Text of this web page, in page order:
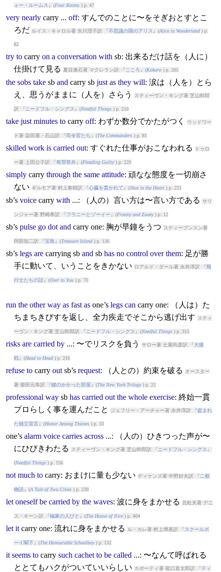
ォー・ルームス 』(Four Rooms) p. 47
very nearly carry... off: すんでのことに〜をそぎおとすとこ
ろだ ルイス・キャロル著 矢川澄子訳 『不思議の国のアリス 』(Alice in Wonderland) p.
82
try to carry on a conversation with sb: 出来るだけ話を（人に）
仕掛けて見る
夏目漱石著 マクレラン訳 『 こころ 』(Kokoro) p. 205
the sobs takesb and carrysb just as they will: 涙は（人を）とら
え、思うがままに（人を）さらう
スティーヴン・キング著 芝山幹郎
訳 『 ニードフル・シングス 』(Needful Things) p. 216
take just minutes to carry off: わずか数分でかたがつく ウッドワー
ド著 染田屋・石山訳 『司令官たち 』(The Commanders) p. 81
skilled work is carried out: すぐれた仕事がおこなわれる トゥロ
ー著 上田公子訳 『有罪答弁』(Pleading Guilty) p. 229
simply carry through the same attitude: 頑なな態度を一切崩さ
ない ギルモア著 村上春樹訳 『心臓を貫かれて 』(Shot in the Heart) p. 221
sb’s voice carry with ...: （人の）言い方は〜言い方である サリ
ンジャー著 野崎孝訳 『フラニーとゾーイー 』(Franny and Zooey) p. 12
sb’s pulse go dot and carryone: 胸が早鐘をうつ スティーブンスン著
阿部知二訳 『宝島 』(Treasure Island) p. 136
sb’s legs are carrying sb and sb has no control over them: 足が勝
手に動いて、いうことをきかない
ロアルド・ダール著 永井淳訳 『飛
行士たちの話』(Over to You) p. 70
run the other way as fast asone’s legs can carryone: （人は）た
ちまちきびすを返し、全力疾走でそこから逃げ出す
スティ
ーヴン・キング著 芝山幹郎訳 『 ニードフル・シングス 』(Needful Things) p. 315
risks are carried by...: 〜でリスクを負う サロー著 土屋尚彦訳 『大接
戦』(Head to Head) p. 216
refuse to carry outsb’s request: （人との）約束を破る オースター
著 柴田元幸訳 『鍵のかかった部屋 』(The New York Trilogy) p. 22
professional waysb has carried out the whole exercise: 終始一貫
プロらしく事を運んだこと
ジェフリー・アーチャー著 永井淳訳 『盗まれ
た独立宣言』(Honor Among Thieves) p. 33
one’s alarm voice carries across...: （人の）ひきつった声が〜
にひびきわたる
スティーヴン・キング著 芝山幹郎訳 『 ニードフル・シングス 』
(Needful Things) p. 156
not much to carry: おまけに量も少ない ディケンズ著 中野好夫訳 『二都
物語』(A Tale of Two Cities) p. 230
let oneself be carried by the waves: 波に身をまかせる 北杜夫著 デニ
ス・キーン訳 『楡家の人びと 』(The House of Nire) p. 404
let it carryone: 流れに身をまかせる ル・カレ著 村上博基訳 『スクールボ
ーイ閣下』(The Honourable Schoolboy) p. 132
it seems to carry such cachet to be called ...: 〜なんて呼ばれる
ととてもハクがついていいらしい カポーティ著 龍口直太郎訳 『ティ